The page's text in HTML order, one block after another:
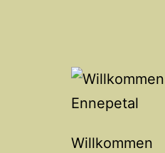
Willkommen
Willkommen